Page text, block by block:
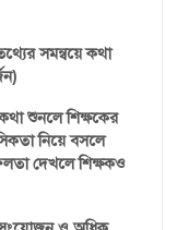
সমন্বয়ে কথা
কথা শুনলে শিক্ষকের
নিয়ে বসলে
দেখলে শিক্ষকও